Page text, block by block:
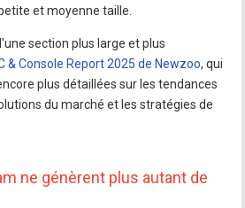
et moyenne taille.
section plus large et plus
& Console Report 2025 de Newzoo, qui
plus détaillées sur les tendances
du marché et les stratégies de
ne génèrent plus autant de